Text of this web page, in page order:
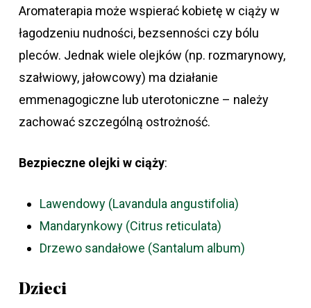
Aromaterapia może wspierać kobietę w ciąży w
łagodzeniu nudności, bezsenności czy bólu
pleców. Jednak wiele olejków (np. rozmarynowy,
szałwiowy, jałowcowy) ma działanie
emmenagogiczne lub uterotoniczne – należy
zachować szczególną ostrożność.
Bezpieczne olejki w ciąży:
Lawendowy (Lavandula angustifolia)
Mandarynkowy (Citrus reticulata)
Drzewo sandałowe (Santalum album)
Dzieci